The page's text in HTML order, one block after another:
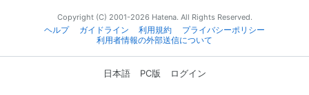
Copyright (C) 2001-2026 Hatena. All Rights Reserved.
ヘルプ
ガイドライン 利用規約
プライバシーポリシー
利用者情報の外部送信について
日本語 PC版 ログイン